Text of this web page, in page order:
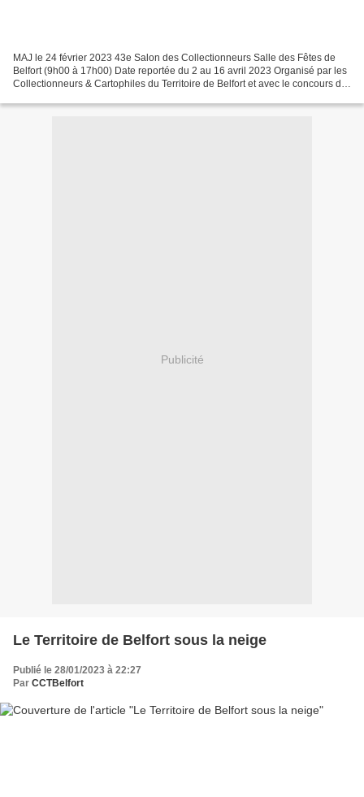
MAJ le 24 février 2023 43e Salon des Collectionneurs Salle des Fêtes de
Belfort (9h00 à 17h00) Date reportée du 2 au 16 avril 2023 Organisé par les
Collectionneurs & Cartophiles du Territoire de Belfort et avec le concours de
Publicité
Le Territoire de Belfort sous la neige
Publié le 28/01/2023 à 22:27
Par CCTBelfort